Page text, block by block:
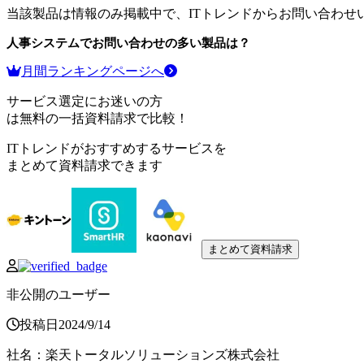
当該製品は情報のみ掲載中で、ITトレンドからお問い合わせ
人事システムでお問い合わせの多い製品は？
月間ランキングページへ
サービス選定にお迷いの方
は無料の一括資料請求で比較！
ITトレンドがおすすめするサービスを
まとめて資料請求できます
まとめて資料請求
非公開のユーザー
投稿日 2024/9/14
社名 ： 楽天トータルソリューションズ株式会社